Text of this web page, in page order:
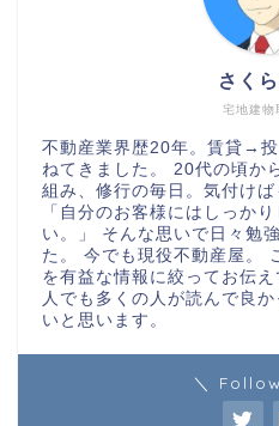
宅地建物
さく
不動産業界歴20年。賃貸→
ねてきました。 20代の頃か
組み、修行の毎日。気付けば
「自分のお客様にはしっか
い。」 そんな思いで日々勉
た。 今でも現役不動産屋。
を有益な情報に絞ってお伝
人でも多くの人が読んで良
いと思います。
＼